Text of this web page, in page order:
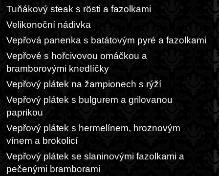
Tuňákový steak s rösti a fazolkami
Velikonoční nádivka
Vepřová panenka s batátovým pyré a fazolkami
Vepřové s hořcivovou omáčkou a
bramborovými knedlíčky
Vepřový plátek na žampionech s rýží
Vepřový plátek s bulgurem a grilovanou
paprikou
Vepřový plátek s hermelínem, hroznovým
vínem a brokolicí
Vepřový plátek se slaninovými fazolkami a
pečenými bramborami